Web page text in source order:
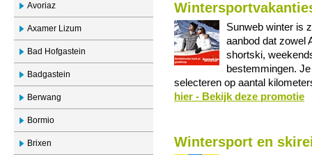
Avoriaz
Axamer Lizum
Bad Hofgastein
Badgastein
Berwang
Bormio
Brixen
Sunweb winter is
aanbod dat zowel
shortski,
bestemmingen.
selecteren op aantal
hier - Bekijk deze promotie
Wintersport en